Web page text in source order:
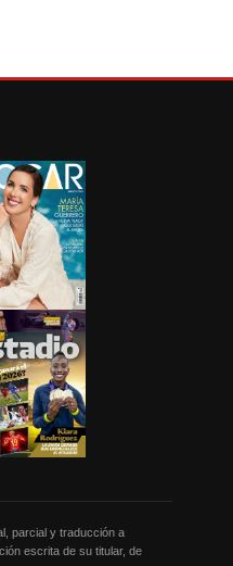
parcial y traducción a
escrita de su titular, de